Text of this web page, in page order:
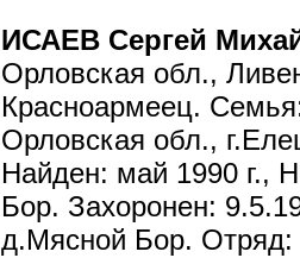
ИСАЕВ Сергей
Орловская обл.,
Красноармеец.
Орловская обл.,
Найден: май 1990 г.,
Бор. Захоронен:
д.Мясной Бор. Отряд: